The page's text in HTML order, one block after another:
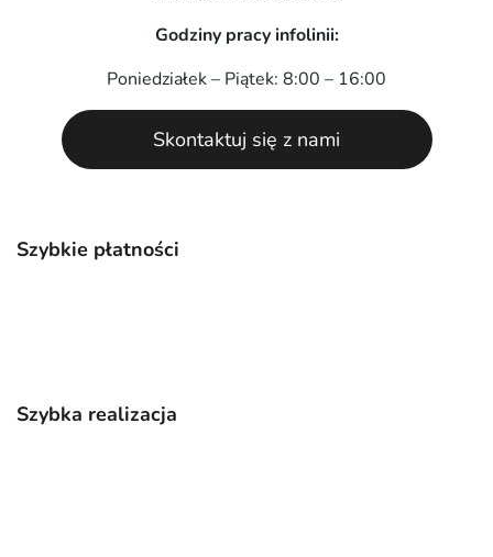
Szybkie płatności
Szybka realizacja
Godziny pracy infolinii:
Poniedziałek – Piątek: 8:00 – 16:00
Skontaktuj się z nami